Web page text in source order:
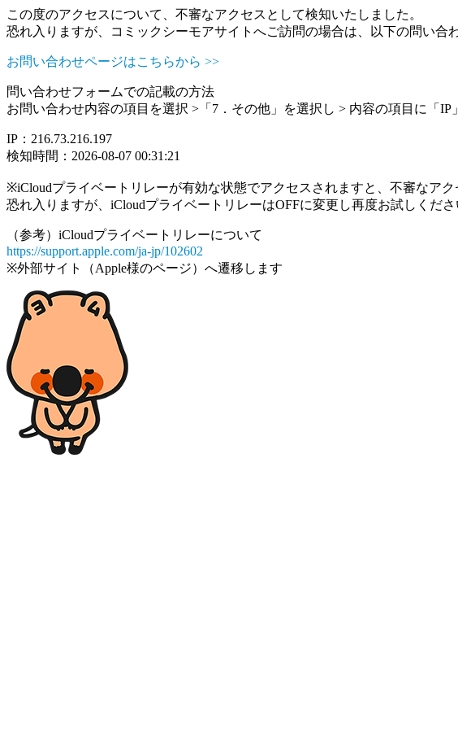
この度のアクセスについて、不審なアクセスとして検知いたしました。
恐れ入りますが、コミックシーモアサイトへご訪問の場合は、以下の問い合
お問い合わせページはこちらから >>
問い合わせフォームでの記載の方法
お問い合わせ内容の項目を選択 >「7．その他」を選択し > 内容の項目に「
IP：216.73.216.197
検知時間：2026-08-07 00:31:21
※iCloudプライベートリレーが有効な状態でアクセスされますと、不審なアク
恐れ入りますが、iCloudプライベートリレーはOFFに変更し再度お試しくださ
（参考）iCloudプライベートリレーについて
https://support.apple.com/ja-jp/102602
※外部サイト（Apple様のページ）へ遷移します